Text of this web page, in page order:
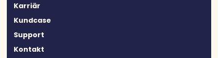
Karriär
Kundcase
Support
Kontakt